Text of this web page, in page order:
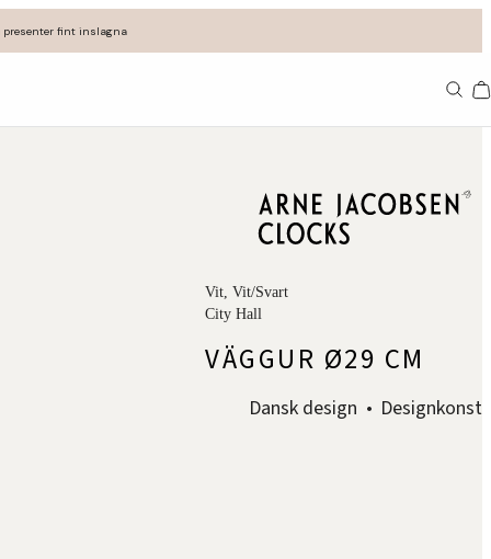
presenter fint inslagna
Vit , Vit/Svart
City Hall
VÄGGUR Ø29 CM
Dansk design Designkonst